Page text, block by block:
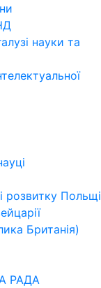
науки та
розвитку Польщі
Британія)
РАДА